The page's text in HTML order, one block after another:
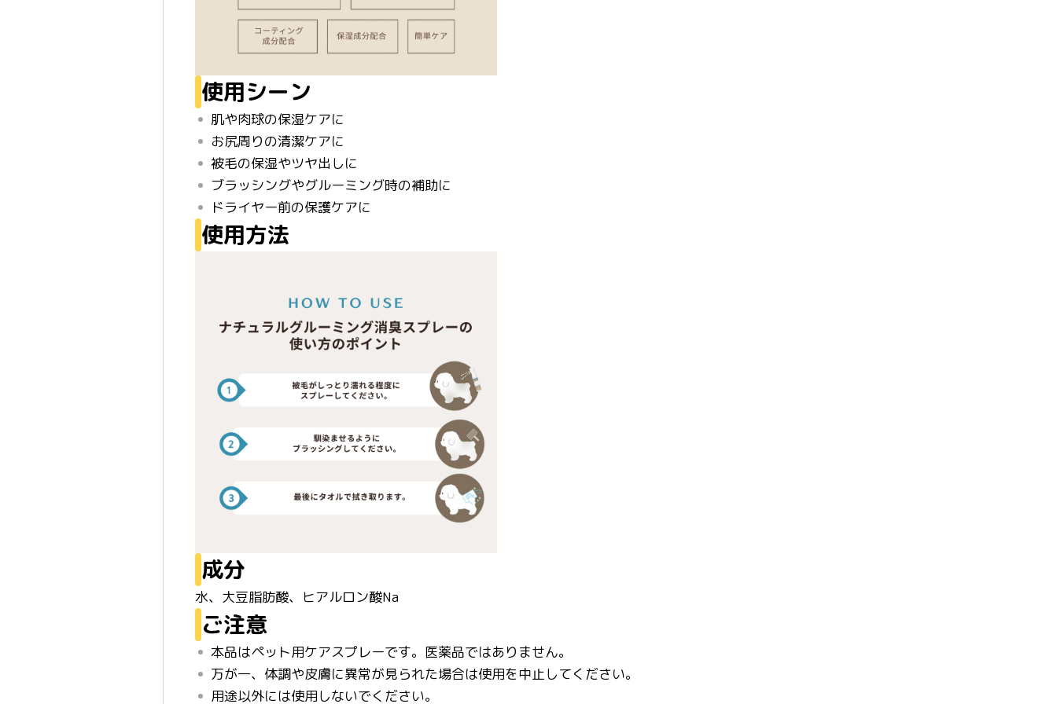
使用シーン
肌や肉球の保湿ケアに
お尻周りの清潔ケアに
被毛の保湿やツヤ出しに
ブラッシングやグルーミング時の補助に
ドライヤー前の保護ケアに
使用方法
成分
水、大豆脂肪酸、ヒアルロン酸Na
ご注意
本品はペット用ケアスプレーです。医薬品ではありません。
万が一、体調や皮膚に異常が見られた場合は使用を中止してください。
用途以外には使用しないでください。